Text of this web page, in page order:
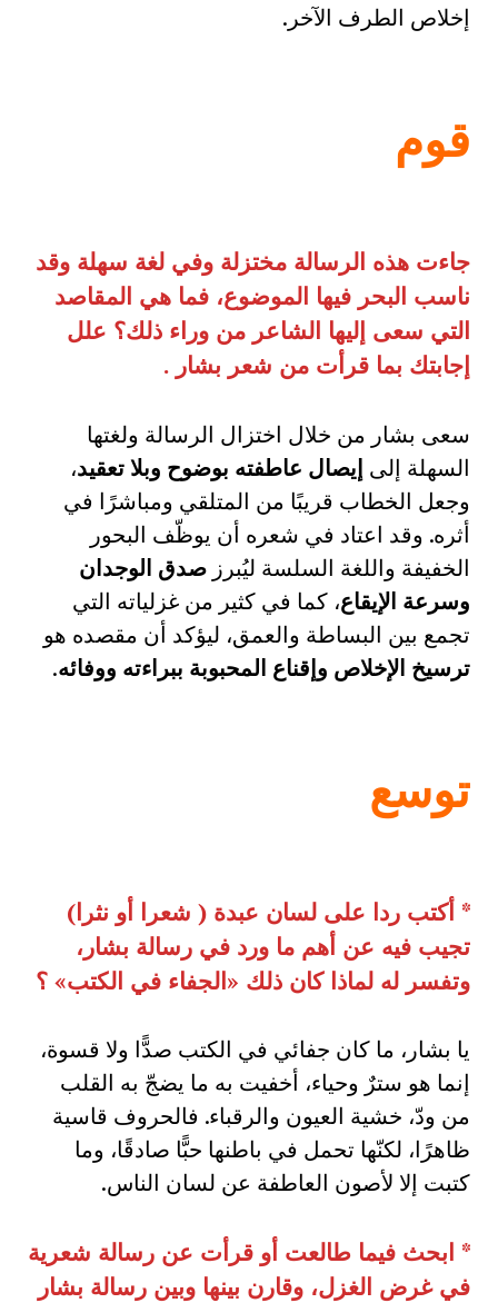
إخلاص الطرف الآخر.
قوم
جاءت هذه الرسالة مختزلة وفي لغة سهلة وقد
ناسب البحر فيها الموضوع، فما هي المقاصد
التي سعى إليها الشاعر من وراء ذلك؟ علل
إجابتك بما قرأت من شعر بشار .
سعى بشار من خلال اختزال الرسالة ولغتها
السهلة إلى إيصال عاطفته بوضوح وبلا تعقيد،
وجعل الخطاب قريبًا من المتلقي ومباشرًا في
أثره. وقد اعتاد في شعره أن يوظّف البحور
الخفيفة واللغة السلسة ليُبرز صدق الوجدان
وسرعة الإيقاع، كما في كثير من غزلياته التي
تجمع بين البساطة والعمق، ليؤكد أن مقصده هو
ترسيخ الإخلاص وإقناع المحبوبة ببراءته ووفائه.
توسع
* أكتب ردا على لسان عبدة ( شعرا أو نثرا)
تجيب فيه عن أهم ما ورد في رسالة بشار،
وتفسر له لماذا كان ذلك «الجفاء في الكتب» ؟
يا بشار، ما كان جفائي في الكتب صدًّا ولا قسوة،
إنما هو سترٌ وحياء، أخفيت به ما يضجّ به القلب
من ودّ، خشية العيون والرقباء. فالحروف قاسية
ظاهرًا، لكنّها تحمل في باطنها حبًّا صادقًا، وما
كتبت إلا لأصون العاطفة عن لسان الناس.
* ابحث فيما طالعت أو قرأت عن رسالة شعرية
في غرض الغزل، وقارن بينها وبين رسالة بشار